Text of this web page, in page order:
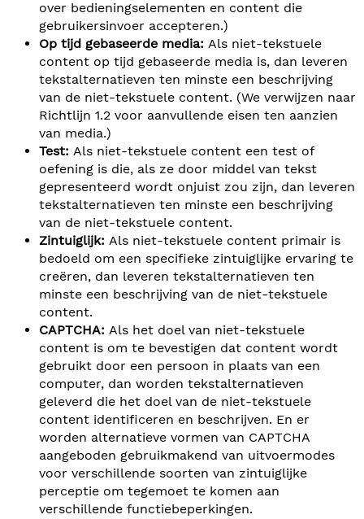
over bedieningselementen en content die
gebruikersinvoer accepteren.)
Op tijd gebaseerde media: Als niet-tekstuele
content op tijd gebaseerde media is, dan leveren
tekstalternatieven ten minste een beschrijving
van de niet-tekstuele content. (We verwijzen naar
Richtlijn 1.2 voor aanvullende eisen ten aanzien
van media.)
Test: Als niet-tekstuele content een test of
oefening is die, als ze door middel van tekst
gepresenteerd wordt onjuist zou zijn, dan leveren
tekstalternatieven ten minste een beschrijving
van de niet-tekstuele content.
Zintuiglijk: Als niet-tekstuele content primair is
bedoeld om een specifieke zintuiglijke ervaring te
creëren, dan leveren tekstalternatieven ten
minste een beschrijving van de niet-tekstuele
content.
CAPTCHA: Als het doel van niet-tekstuele
content is om te bevestigen dat content wordt
gebruikt door een persoon in plaats van een
computer, dan worden tekstalternatieven
geleverd die het doel van de niet-tekstuele
content identificeren en beschrijven. En er
worden alternatieve vormen van CAPTCHA
aangeboden gebruikmakend van uitvoermodes
voor verschillende soorten van zintuiglijke
perceptie om tegemoet te komen aan
verschillende functiebeperkingen.